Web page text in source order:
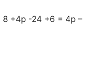
8 +4p -24 +6 = 4p –